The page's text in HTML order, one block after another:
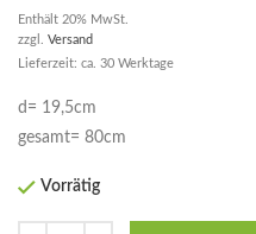
Enthält 20% MwSt.
zzgl. Versand
Lieferzeit: ca. 30 Werktage
d= 19,5cm
gesamt= 80cm
Vorrätig